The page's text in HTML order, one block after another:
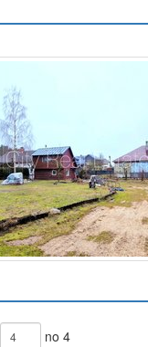
no 4